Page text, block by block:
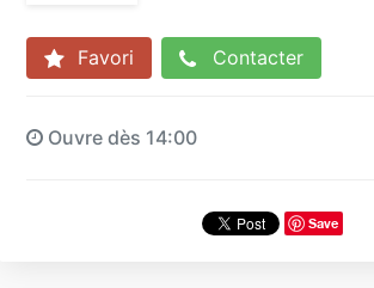
Favori Contacter
Ouvre dès 14:00
Save